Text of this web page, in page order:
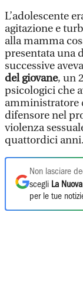
L’adolescente
agitazione e
alla mamma
presentata una
successive
del giovane, un
psicologici che
amministratore
difensore nel
violenza
quattordici anni.
Non lasciare
scegli La
per le tue